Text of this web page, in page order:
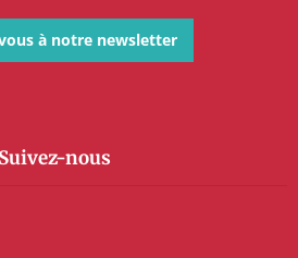
à notre newsletter
Suivez-nous